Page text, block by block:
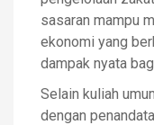
sasaran mampu
ekonomi yang
dampak nyata
Selain kuliah
dengan